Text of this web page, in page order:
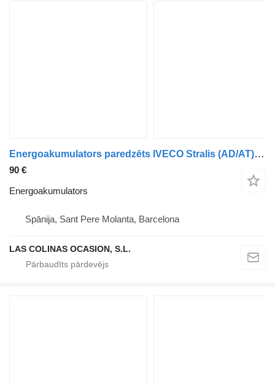
Energoakumulators paredzēts IVECO Stralis (AD/AT) kravas automašīnas
90 €
Energoakumulators
Spānija, Sant Pere Molanta, Barcelona
LAS COLINAS OCASION, S.L.